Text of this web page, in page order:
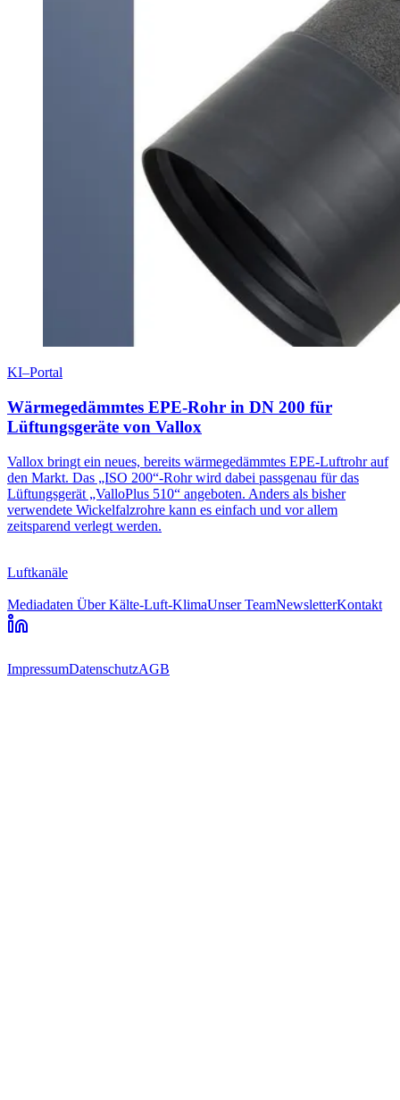
KI–Portal
Wärmegedämmtes EPE-Rohr in DN 200 für
Lüftungsgeräte von Vallox
Vallox bringt ein neues, bereits wärmegedämmtes EPE-Luftrohr auf
den Markt. Das „ISO 200“-Rohr wird dabei passgenau für das
Lüftungsgerät „ValloPlus 510“ angeboten. Anders als bisher
verwendete Wickelfalzrohre kann es einfach und vor allem
zeitsparend verlegt werden.
Luftkanäle
Mediadaten Über Kälte-Luft-KlimaUnser TeamNewsletterKontakt
ImpressumDatenschutzAGB